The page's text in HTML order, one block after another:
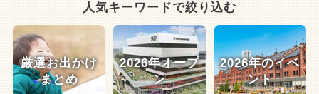
人気キーワードで絞り込む
厳選お出かけ
まとめ
2026年オープ
ン
2026年のイベ
ント